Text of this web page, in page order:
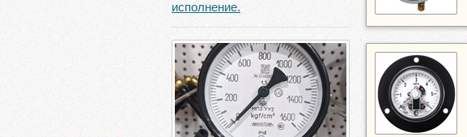
исполнение.